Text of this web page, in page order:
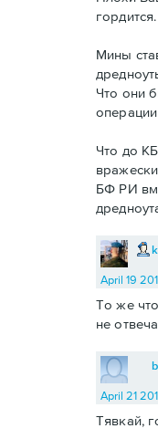
гордится.
Мины
Что они
Что до
БФ РИ
April 19
То же
не
April 21
Тявкай,